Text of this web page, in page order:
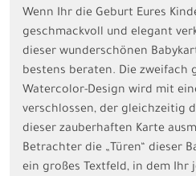
Wenn Ihr die Geburt Eures
geschmackvoll und elegant
dieser wunderschönen
bestens beraten. Die zweifach
Watercolor-Design wird mit
verschlossen, der gleichzeitig
dieser zauberhaften Karte
Betrachter die „Türen“ dieser
ein großes Textfeld, in dem Ihr